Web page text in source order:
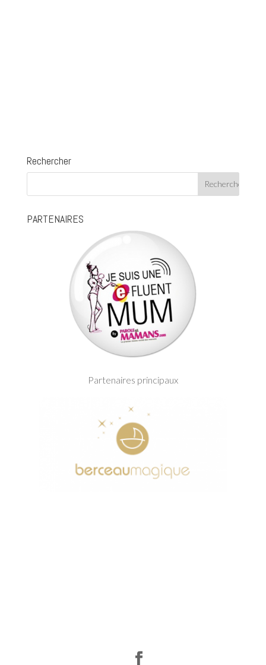
Rechercher
PARTENAIRES
Partenaires principaux